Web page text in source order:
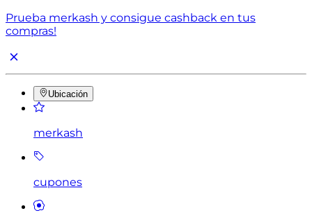
Prueba merkash y consigue cashback en tus
compras!
Ubicación
merkash
cupones